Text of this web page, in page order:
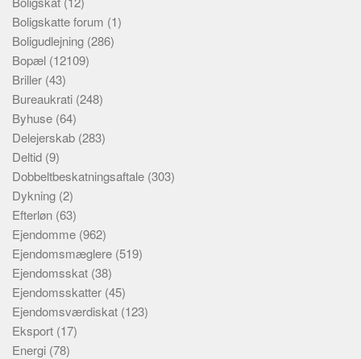
Boligskatte forum (1)
Boligudlejning (286)
Bopæl (12109)
Briller (43)
Bureaukrati (248)
Byhuse (64)
Delejerskab (283)
Deltid (9)
Dobbeltbeskatningsaftale (303)
Dykning (2)
Efterløn (63)
Ejendomme (962)
Ejendomsmæglere (519)
Ejendomsskat (38)
Ejendomsskatter (45)
Ejendomsværdiskat (123)
Eksport (17)
Energi (78)